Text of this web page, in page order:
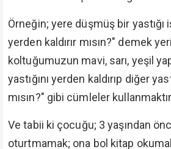
Örneğin; yere düşmüş bir yastığı
yerden kaldırır mısın?" demek
koltuğumuzun mavi, sarı, yeşil
yastığını yerden kaldırıp diğer
mısın?" gibi cümleler
Ve tabii ki çocuğu; 3 yaşından
oturtmamak; ona bol kitap